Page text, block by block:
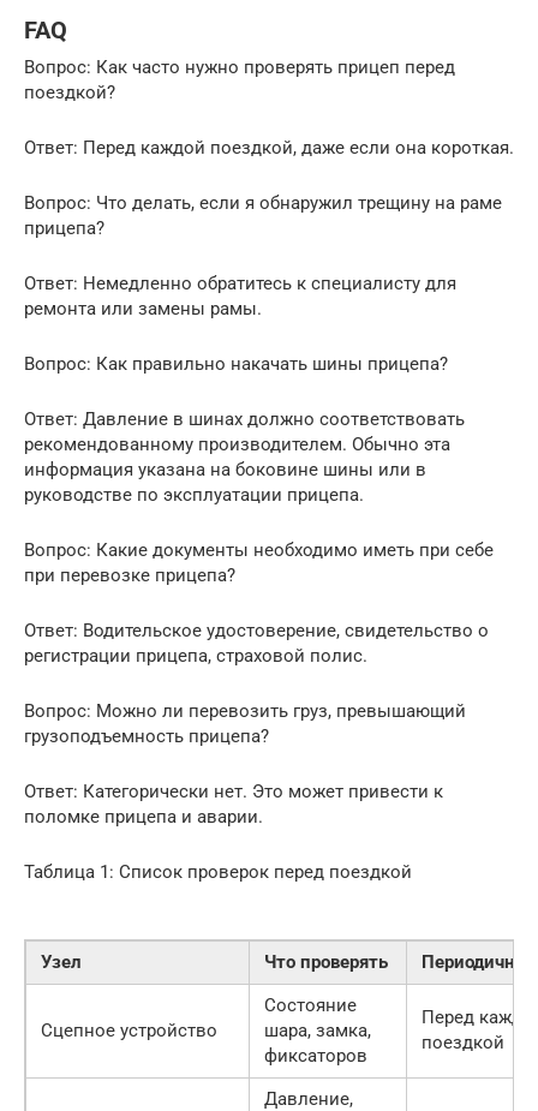
FAQ
Вопрос: Как часто нужно проверять прицеп перед
поездкой?
Ответ: Перед каждой поездкой, даже если она короткая.
Вопрос: Что делать, если я обнаружил трещину на раме
прицепа?
Ответ: Немедленно обратитесь к специалисту для
ремонта или замены рамы.
Вопрос: Как правильно накачать шины прицепа?
Ответ: Давление в шинах должно соответствовать
рекомендованному производителем. Обычно эта
информация указана на боковине шины или в
руководстве по эксплуатации прицепа.
Вопрос: Какие документы необходимо иметь при себе
при перевозке прицепа?
Ответ: Водительское удостоверение, свидетельство о
регистрации прицепа, страховой полис.
Вопрос: Можно ли перевозить груз, превышающий
грузоподъемность прицепа?
Ответ: Категорически нет. Это может привести к
поломке прицепа и аварии.
Таблица 1: Список проверок перед поездкой
Узел Что проверять
Сцепное устройство
Состояние
шара, замка,
фиксаторов
Перед
поездкой
Давление,